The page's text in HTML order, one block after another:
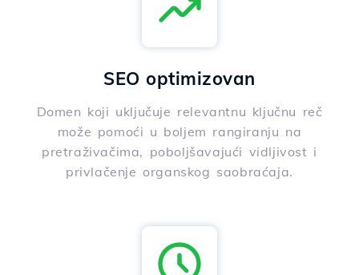
SEO optimizovan
Domen koji uključuje relevantnu ključnu reč
može pomoći u boljem rangiranju na
pretraživačima, poboljšavajući vidljivost i
privlačenje organskog saobraćaja.